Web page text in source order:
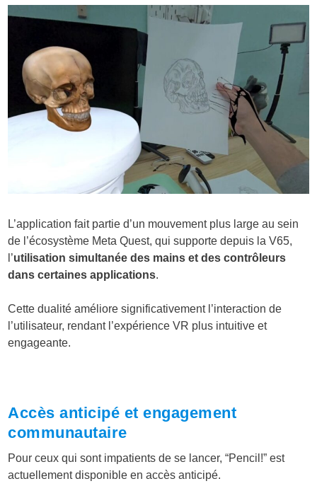
L’application fait partie d’un mouvement plus large au sein
de l’écosystème Meta Quest, qui supporte depuis la V65,
l’utilisation simultanée des mains et des contrôleurs
dans certaines applications.
Cette dualité améliore significativement l’interaction de
l’utilisateur, rendant l’expérience VR plus intuitive et
engageante.
Accès anticipé et engagement
communautaire
Pour ceux qui sont impatients de se lancer, “Pencil!” est
actuellement disponible en accès anticipé.